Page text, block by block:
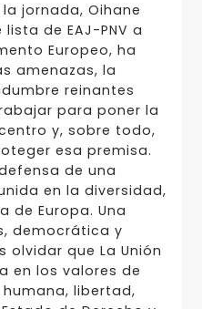
jornada, Oihane
de EAJ-PNV a
Europeo, ha
amenazas, la
reinantes
para poner la
y, sobre todo,
esa premisa.
de una
en la diversidad,
de Europa. Una
democrática y
olvidar que La Unión
en los valores de
libertad,